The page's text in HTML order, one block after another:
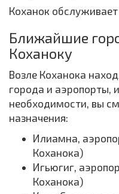
Коханок обслуживает
Ближайшие
Коханоку
Возле Коханока
города и аэропорты,
необходимости, вы
назначения:
Илиамна,
Коханока)
Игьюгиг,
Коханока)